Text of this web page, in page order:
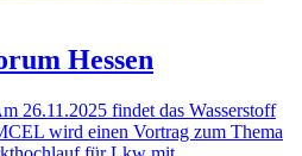
Hessen
26.11.2025 findet das Wasserstoff
wird einen Vortrag zum Thema